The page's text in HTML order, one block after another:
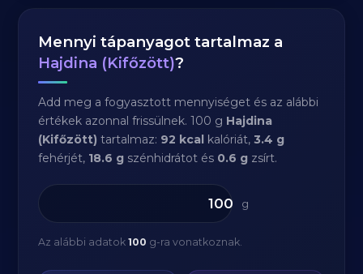
Mennyi tápanyagot tartalmaz a
Hajdina (Kifőzött)?
Add meg a fogyasztott mennyiséget és az alábbi
értékek azonnal frissülnek. 100 g Hajdina
(Kifőzött) tartalmaz: 92 kcal kalóriát,3.4 g
fehérjét, 18.6 g szénhidrátot és 0.6 g zsírt.
g
Az alábbi adatok100 g-ra vonatkoznak.